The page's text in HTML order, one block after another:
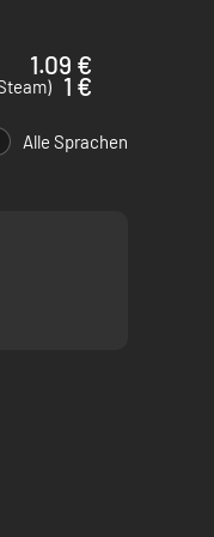
1.09 €
1 €
Alle Sprachen